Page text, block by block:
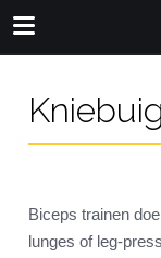
Biceps trainen
lunges of leg-